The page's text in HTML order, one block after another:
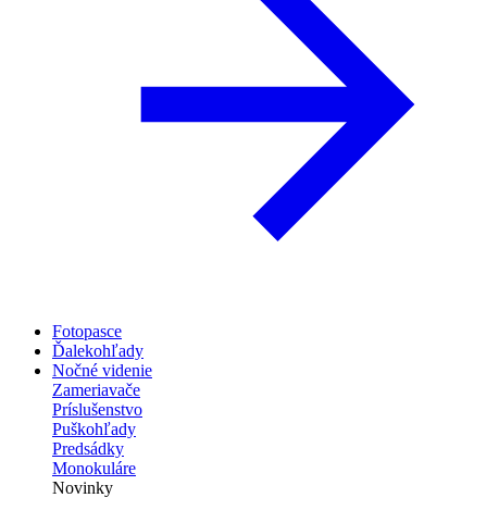
Fotopasce
Ďalekohľady
Nočné videnie
Zameriavače
Príslušenstvo
Puškohľady
Predsádky
Monokuláre
Novinky